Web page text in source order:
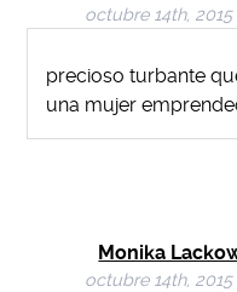
octubre 14th, 2015
precioso turbante
una mujer
Monika
octubre 14th, 2015